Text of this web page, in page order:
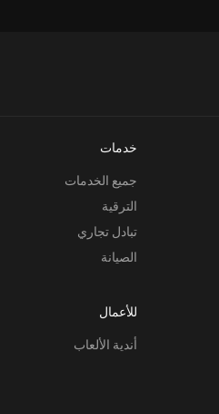
خدمات
جميع الخدمات
الترقية
تبادل تجاري
الصيانة
للأعمال
أندية الألعاب